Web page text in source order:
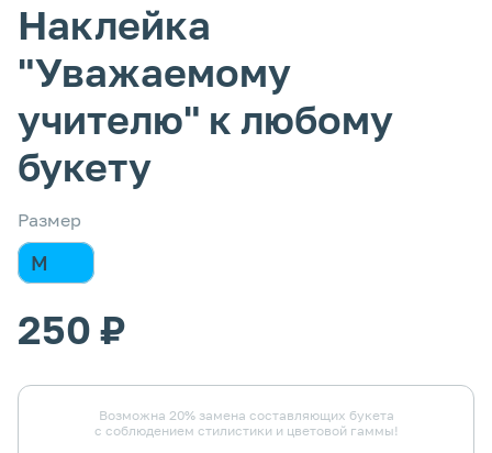
Наклейка
"Уважаемому
учителю" к любому
букету
Размер
M
250 ₽
Возможна 20% замена составляющих букета
с соблюдением стилистики и цветовой гаммы!